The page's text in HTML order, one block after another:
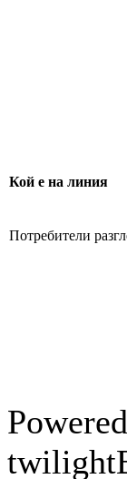
Кой е на линия
Потребители